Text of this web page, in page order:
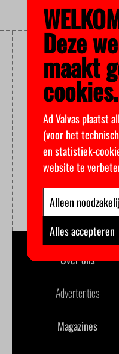
Over ons
Advertenties
Magazines
Deze
maakt
cookies.
Ad Valvas plaatst
(voor het
en statistiek-
website te
Alleen
Alles accepteren